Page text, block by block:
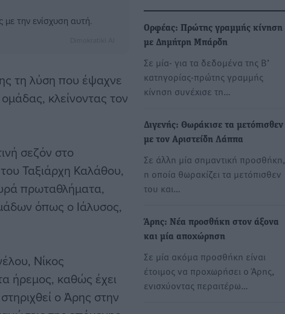
την ενίσχυση αυτή.
τη λύση που έψαχνε
κλείνοντας τον
σεζόν στο
Ταξιάρχη Καλάθου,
πρωταθλήματα,
όπως ο Ιάλυσος,
Νίκος
ήρεμος, καθώς έχει
ο Άρης στην
Ορφέας: Πρώτης γραμμής κίνηση
με Δημήτρη Μπάρδη
Σε μία- για τα δεδομένα της Β’
κατηγορίας-πρώτης γραμμής
κίνηση συνέχισε τη…
Διγενής: Θωράκισε τα μετόπισθεν
με τον Αριστείδη Λάππα
Σε άλλη μία σημαντική προσθήκη,
η οποία θωρακίζει τα μετόπισθεν
του και…
Άρης: Νέα προσθήκη στον άξονα
και μία αποχώρηση
Σε μία ακόμα προσθήκη είναι
έτοιμος να προχωρήσει ο Άρης,
ενισχύοντας περαιτέρω…